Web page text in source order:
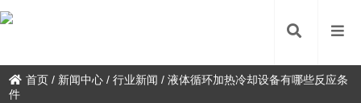
首页 / 新闻中心 /行业新闻 /液体循环加热冷却设备有哪些反应条
件